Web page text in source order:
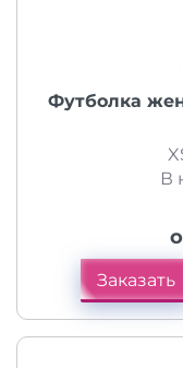
Футболка
В
Заказать